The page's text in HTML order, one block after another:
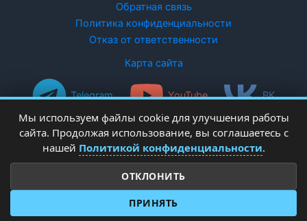
Обратная связь
Политика конфиденциальности
Отказ от ответственности
Карта сайта
Telegram YouTube ВК
Copyright © 2026 PCRentgen - настройка Windows
Мы используем файлы cookie для улучшения работы
сайта. Продолжая использование, вы соглашаетесь с
нашей Политикой конфиденциальности.
ОТКЛОНИТЬ
ПРИНЯТЬ